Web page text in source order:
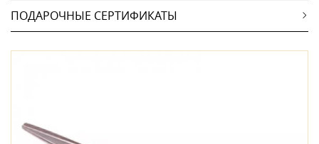
ПОДАРОЧНЫЕ СЕРТИФИКАТЫ